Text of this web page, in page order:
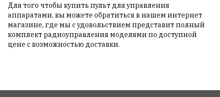
Для того чтобы купить пульт для управления
аппаратами, вы можете обратиться в нашем интернет
магазине, где мы с удовольствием представит полный
комплект радиоуправления моделями по доступной
цене с возможностью доставки.